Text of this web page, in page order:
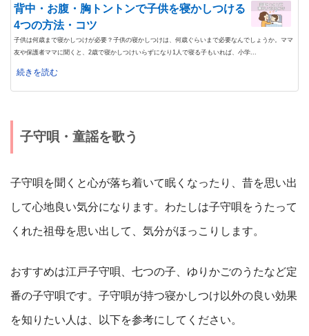
背中・お腹・胸トントンで子供を寝かしつける
4つの方法・コツ
子供は何歳まで寝かしつけが必要？子供の寝かしつけは、何歳ぐらいまで必要なんでしょうか。ママ
友や保護者ママに聞くと、2歳で寝かしつけいらずになり1人で寝る子もいれば、小学...
続きを読む
子守唄・童謡を歌う
子守唄を聞くと心が落ち着いて眠くなったり、昔を思い出
して心地良い気分になります。わたしは子守唄をうたって
くれた祖母を思い出して、気分がほっこりします。
おすすめは江戸子守唄、七つの子、ゆりかごのうたなど定
番の子守唄です。子守唄が持つ寝かしつけ以外の良い効果
を知りたい人は、以下を参考にしてください。